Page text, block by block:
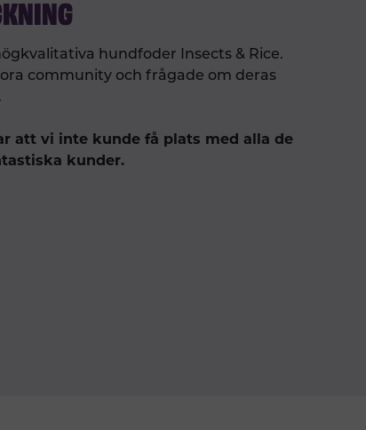
hundfoder Insects & Rice.
community och frågade om deras
att vi inte kunde få plats med alla de
kunder.